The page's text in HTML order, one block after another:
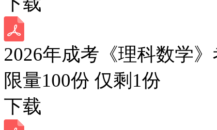
2026年成考《理科数学
限量100份 仅剩 1份
下载